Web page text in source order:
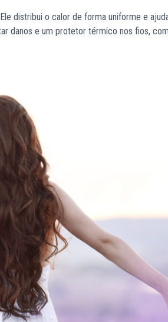
distribui o calor de forma uniforme e
danos e um protetor térmico nos fios,